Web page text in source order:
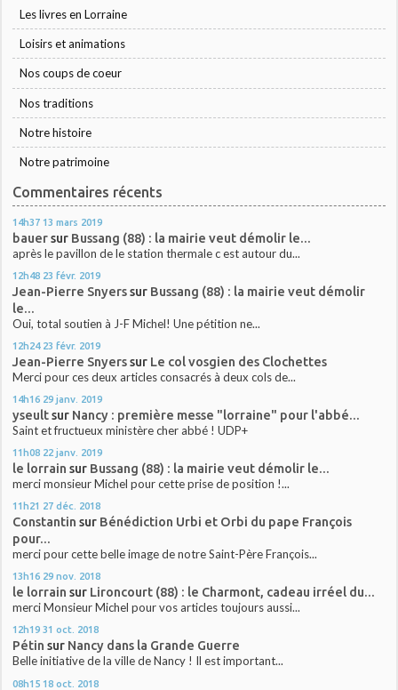
Les livres en Lorraine
Loisirs et animations
Nos coups de coeur
Nos traditions
Notre histoire
Notre patrimoine
Commentaires récents
14h37 13 mars 2019
bauersur Bussang (88) : la mairie veut démolir le...
après le pavillon de le station thermale c est autour du...
12h48 23 févr. 2019
Jean-Pierre Snyerssur Bussang (88) : la mairie veut démolir
le...
Oui, total soutien à J-F Michel! Une pétition ne...
12h24 23 févr. 2019
Jean-Pierre Snyerssur Le col vosgien des Clochettes
Merci pour ces deux articles consacrés à deux cols de...
14h16 29 janv. 2019
yseultsur Nancy : première messe "lorraine" pour l'abbé...
Saint et fructueux ministère cher abbé ! UDP+
11h08 22 janv. 2019
le lorrain sur Bussang (88) : la mairie veut démolir le...
merci monsieur Michel pour cette prise de position !...
11h21 27 déc. 2018
Constantin sur Bénédiction Urbi et Orbi du pape François
pour...
merci pour cette belle image de notre Saint-Père François...
13h16 29 nov. 2018
le lorrain sur Lironcourt (88) : le Charmont, cadeau irréel du...
merci Monsieur Michel pour vos articles toujours aussi...
12h19 31 oct. 2018
Pétin sur Nancy dans la Grande Guerre
Belle initiative de la ville de Nancy ! Il est important...
08h15 18 oct. 2018